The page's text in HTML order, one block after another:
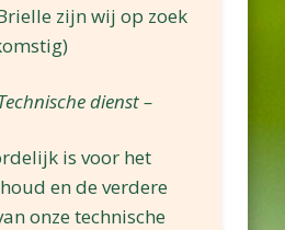
zijn wij op zoek
dienst –
is voor het
en de verdere
onze technische